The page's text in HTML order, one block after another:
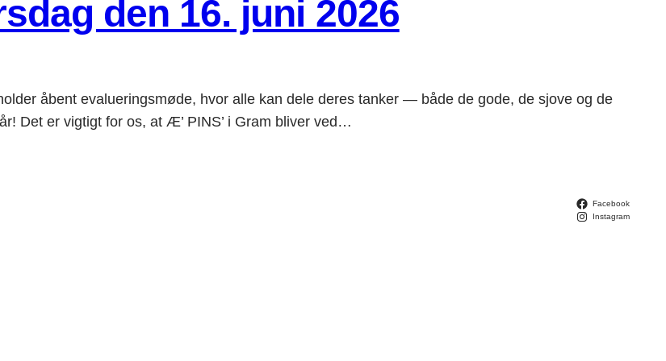
den 16. juni 2026
åbent evalueringsmøde, hvor alle kan dele deres tanker — både de gode, de sjove og de
Det er vigtigt for os, at Æ’ PINS’ i Gram bliver ved…
Facebook
Instagram